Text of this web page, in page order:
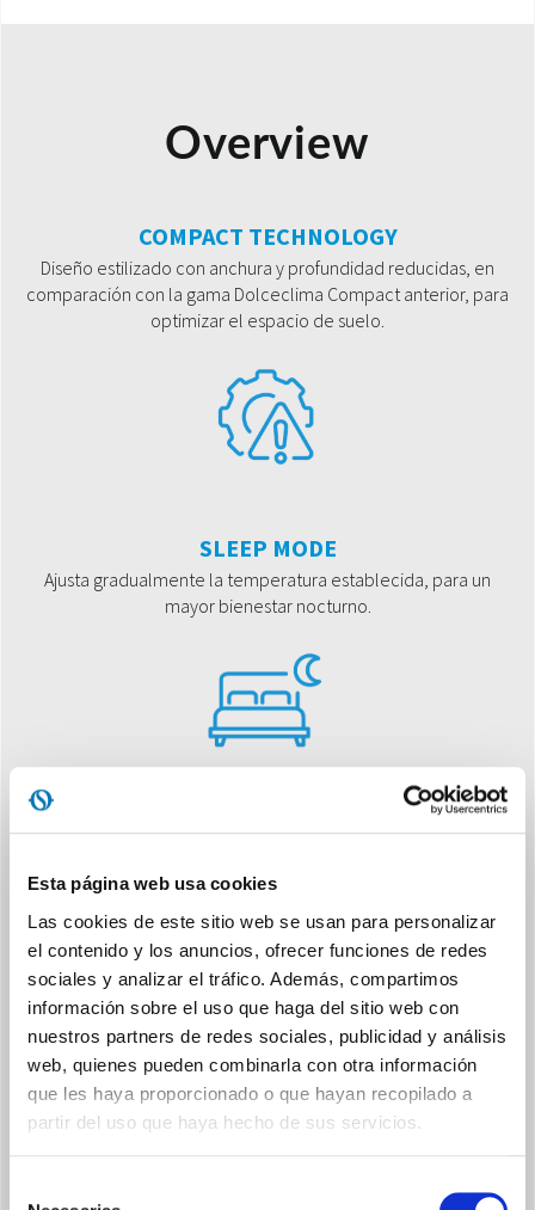
Esta página web usa cookies
Las cookies de este sitio web se usan para personalizar
el contenido y los anuncios, ofrecer funciones de redes
sociales y analizar el tráfico. Además, compartimos
información sobre el uso que haga del sitio web con
nuestros partners de redes sociales, publicidad y análisis
web, quienes pueden combinarla con otra información
que les haya proporcionado o que hayan recopilado a
partir del uso que haya hecho de sus servicios.
Overview
COMPACT TECHNOLOGY
Diseño estilizado con anchura y profundidad reducidas, en
comparación con la gama Dolceclima Compact anterior, para
optimizar el espacio de suelo.
SLEEP MODE
Ajusta gradualmente la temperatura establecida, para un
mayor bienestar nocturno.
SWING VERTICAL
automática vertical del flap.
TIMER